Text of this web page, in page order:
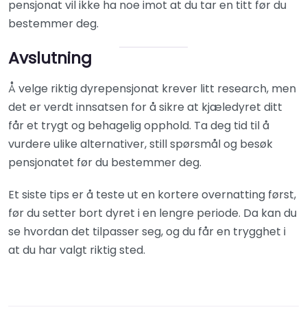
pensjonat vil ikke ha noe imot at du tar en titt før du
bestemmer deg.
Avslutning
Å velge riktig dyrepensjonat krever litt research, men
det er verdt innsatsen for å sikre at kjæledyret ditt
får et trygt og behagelig opphold. Ta deg tid til å
vurdere ulike alternativer, still spørsmål og besøk
pensjonatet før du bestemmer deg.
Et siste tips er å teste ut en kortere overnatting først,
før du setter bort dyret i en lengre periode. Da kan du
se hvordan det tilpasser seg, og du får en trygghet i
at du har valgt riktig sted.